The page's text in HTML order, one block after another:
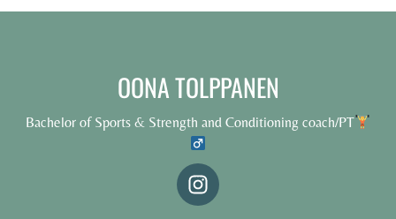
OONA TOLPPANEN
Bachelor of Sports & Strength and Conditioning coach/PT